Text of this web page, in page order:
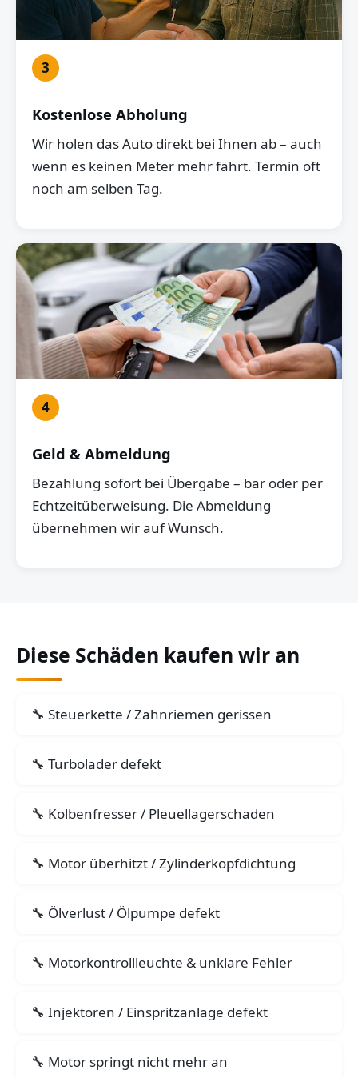
3
Kostenlose Abholung
Wir holen das Auto direkt bei Ihnen ab – auch
wenn es keinen Meter mehr fährt. Termin oft
noch am selben Tag.
4
Geld & Abmeldung
Bezahlung sofort bei Übergabe – bar oder per
Echtzeitüberweisung. Die Abmeldung
übernehmen wir auf Wunsch.
Diese Schäden kaufen wir an
Steuerkette / Zahnriemen gerissen
Turbolader defekt
Kolbenfresser / Pleuellagerschaden
Motor überhitzt / Zylinderkopfdichtung
Ölverlust / Ölpumpe defekt
Motorkontrollleuchte & unklare Fehler
Injektoren / Einspritzanlage defekt
Motor springt nicht mehr an